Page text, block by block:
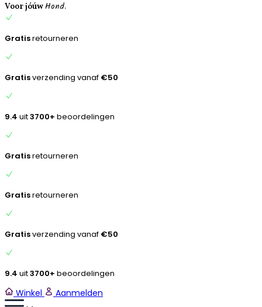
Voor jóúwHond.
Gratisretourneren
Gratisverzending vanaf €50
9.4 uit3700+ beoordelingen
Gratisretourneren
Gratisretourneren
Gratisverzending vanaf €50
9.4 uit3700+ beoordelingen
Winkel
Aanmelden